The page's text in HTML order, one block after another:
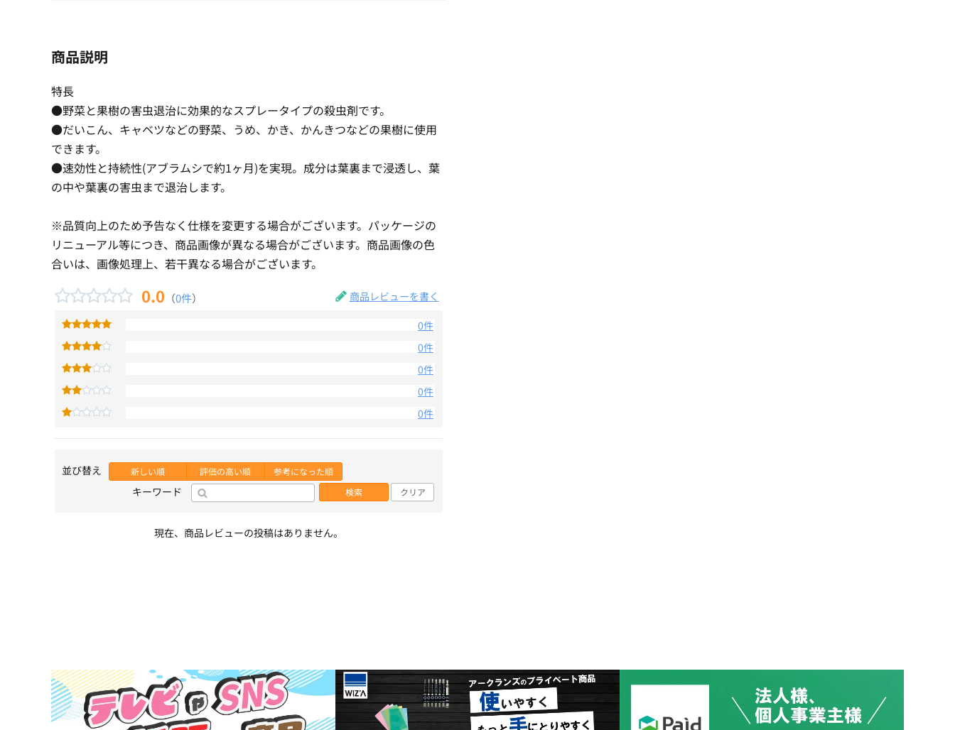
商品説明
特長
●野菜と果樹の害虫退治に効果的なスプレータイプの殺虫剤です。
●だいこん、キャベツなどの野菜、うめ、かき、かんきつなどの果樹に使用
できます。
●速効性と持続性(アブラムシで約1ヶ月)を実現。成分は葉裏まで浸透し、葉
の中や葉裏の害虫まで退治します。
※品質向上のため予告なく仕様を変更する場合がございます。パッケージの
リニューアル等につき、商品画像が異なる場合がございます。商品画像の色
合いは、画像処理上、若干異なる場合がございます。
0.0 （0件） 商品レビューを書く
0件
0件
0件
0件
0件
並び替え 新しい順 評価の高い順 参考になった順
キーワード 検索 クリア
現在、商品レビューの投稿はありません。